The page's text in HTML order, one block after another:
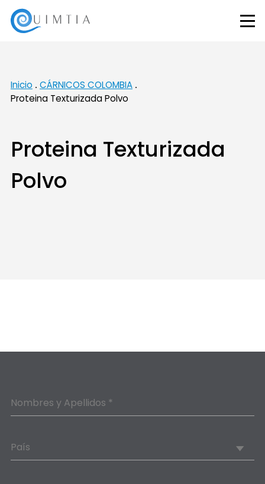
Inicio
CÁRNICOS COLOMBIA
Proteina Texturizada Polvo
Proteina Texturizada
Polvo
Nombres y Apellidos *
País